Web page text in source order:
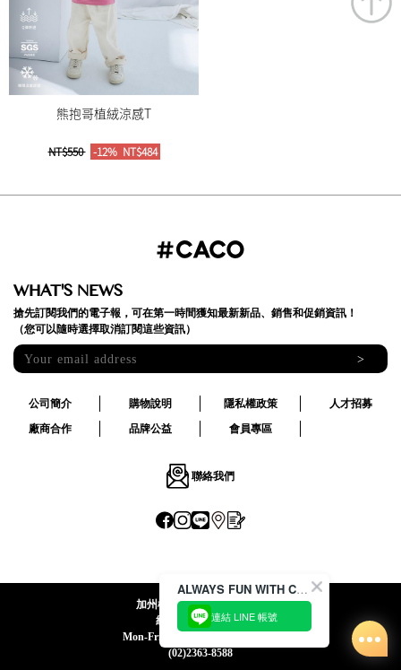
熊抱哥植絨涼感T
NT$550 -12% NT$484
WHAT'S NEWS
搶先訂閱我們的電子報，可在第一時間獲知最新新品、銷售和促銷資訊！
（您可以隨時選擇取消訂閱這些資訊）
>
公司簡介 購物說明 隱私權政策
人才招募
廠商合作
品牌公益 會員專區
聯絡我們
加州椰子國際股份有限公司
統一編號:24492069
Mon-Fri 09:00-12:30 / 13:30-18:00
(02)2363-8588
ALWAYS FUN WITH CACO !
連結 LINE 帳號